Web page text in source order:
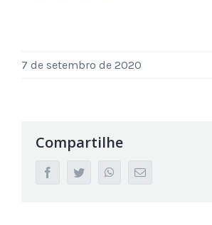
7 de setembro de 2020
Compartilhe
facebooktwitter whatsappEmail